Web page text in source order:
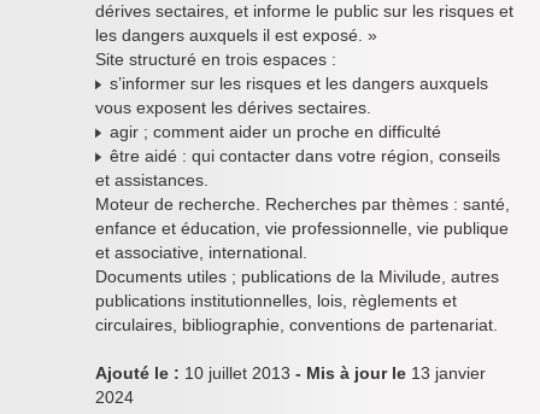
dérives sectaires, et informe le public sur les risques et
les dangers auxquels il est exposé. »
Site structuré en trois espaces :
s’informer sur les risques et les dangers auxquels
vous exposent les dérives sectaires.
agir ; comment aider un proche en difficulté
être aidé : qui contacter dans votre région, conseils
et assistances.
Moteur de recherche. Recherches par thèmes : santé,
enfance et éducation, vie professionnelle, vie publique
et associative, international.
Documents utiles ; publications de la Mivilude, autres
publications institutionnelles, lois, règlements et
circulaires, bibliographie, conventions de partenariat.
Ajouté le : 10 juillet 2013 - Mis à jour le 13 janvier
2024